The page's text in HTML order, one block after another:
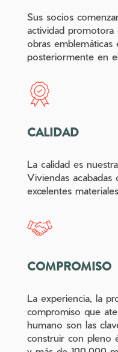
Sus socios
actividad promotora
obras
posteriormente en
CALIDAD
La calidad es
Viviendas
excelentes materiales
COMPROMISO
La experiencia, la
compromiso que
humano son las
construir con pleno